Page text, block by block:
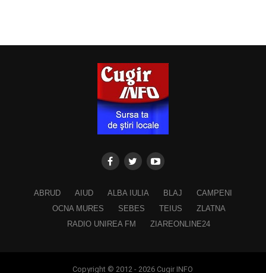
ABRUD AIUD ALBA IULIA BLAJ
CAMPENI
OCNA MURES
SEBES TEIUS
ZLATNA
RADIO UNIREA FM
ZIAREONLINE24
Copyright © 2012 - 2026 Cugir INFO